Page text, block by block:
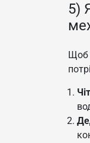
5)
Щоб